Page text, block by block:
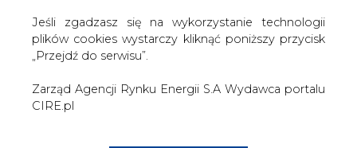
Jeśli zgadzasz się na wykorzystanie technologii
plików cookies wystarczy kliknąć poniższy przycisk
„Przejdź do serwisu”.
Zarząd Agencji Rynku Energii S.A Wydawca portalu
CIRE.pl
Europejskiego i Rady 2009/72/WE dotyczącej wspólnych
zasad rynku wewnętrznego energii elektrycznej i
uchylającej dyrektywę 2003/54/WE. W następstwie tej
Trybunału wniosek o wykreślenie sprawy z rejestru.